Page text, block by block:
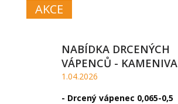
AKCE
NABÍDKA DRCENÝCH
VÁPENCŮ - KAMENIVA
1.04.2026
- Drcený vápenec 0,065-0,5